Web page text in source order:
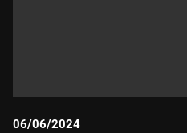
06/06/2024